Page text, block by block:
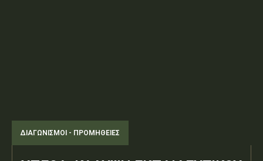
ΔΙΑΓΩΝΙΣΜΟΊ - ΠΡΟΜΉΘΕΙΕΣ